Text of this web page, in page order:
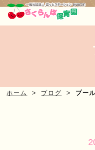
ホーム ブログ プー